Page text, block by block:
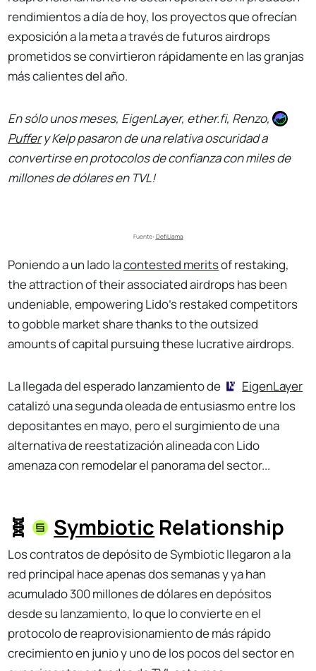
rendimientos a día de hoy, los proyectos que ofrecían
exposición a la meta a través de futuros airdrops
prometidos se convirtieron rápidamente en las granjas
más calientes del año.
En sólo unos meses, EigenLayer, ether.fi, Renzo,
Puffery Kelp pasaron de una relativa oscuridad a
convertirse en protocolos de confianza con miles de
millones de dólares en TVL!
Fuente: DefiLlama
Poniendo a un lado lacontested meritsof restaking,
the attraction of their associated airdrops has been
undeniable, empowering Lido's restaked competitors
to gobble market share thanks to the outsized
amounts of capital pursuing these lucrative airdrops.
La llegada del esperado lanzamiento de
EigenLayer
catalizó una segunda oleada de entusiasmo entre los
depositantes en mayo, pero el surgimiento de una
alternativa de reestatización alineada con Lido
amenaza con remodelar el panorama del sector...
🧬 Symbiotic Relationship
Los contratos de depósito de Symbiotic llegaron a la
red principal hace apenas dos semanas y ya han
acumulado 300 millones de dólares en depósitos
desde su lanzamiento, lo que lo convierte en el
protocolo de reaprovisionamiento de más rápido
crecimiento en junio y uno de los pocos del sector en